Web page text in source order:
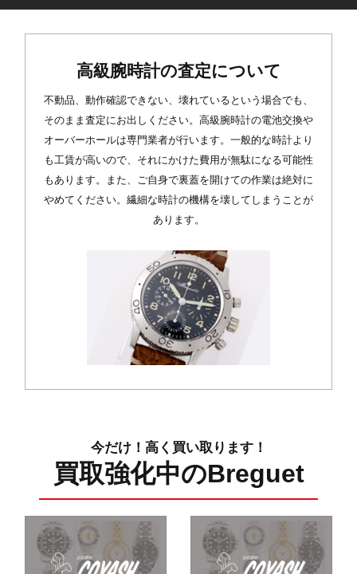
高級腕時計の査定について
不動品、動作確認できない、壊れているという場合でも、
そのまま査定にお出しください。高級腕時計の電池交換や
オーバーホールは専門業者が行います。一般的な時計より
も工賃が高いので、それにかけた費用が無駄になる可能性
もあります。また、ご自身で裏蓋を開けての作業は絶対に
やめてください。繊細な時計の機構を壊してしまうことが
あります。
今だけ！高く買い取ります！
買取強化中のBreguet